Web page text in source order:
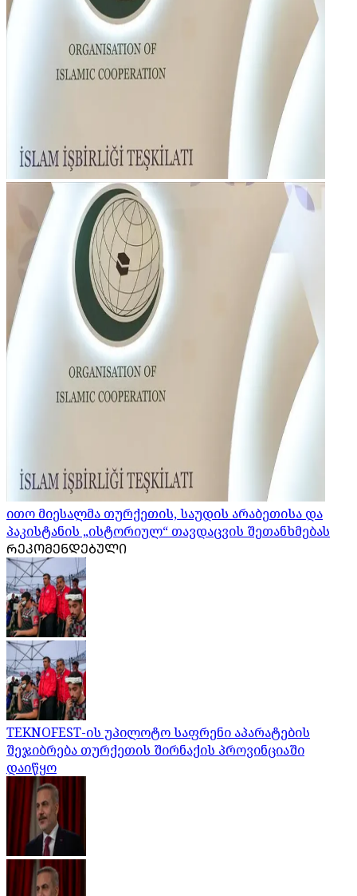
ითო მიესალმა თურქეთის, საუდის არაბეთისა და
პაკისტანის „ისტორიულ“ თავდაცვის შეთანხმებას
ᲠᲔᲙᲝᲛᲔᲜᲓᲔᲑᲣᲚᲘ
TEKNOFEST-ის უპილოტო საფრენი აპარატების
შეჯიბრება თურქეთის შირნაქის პროვინციაში
დაიწყო